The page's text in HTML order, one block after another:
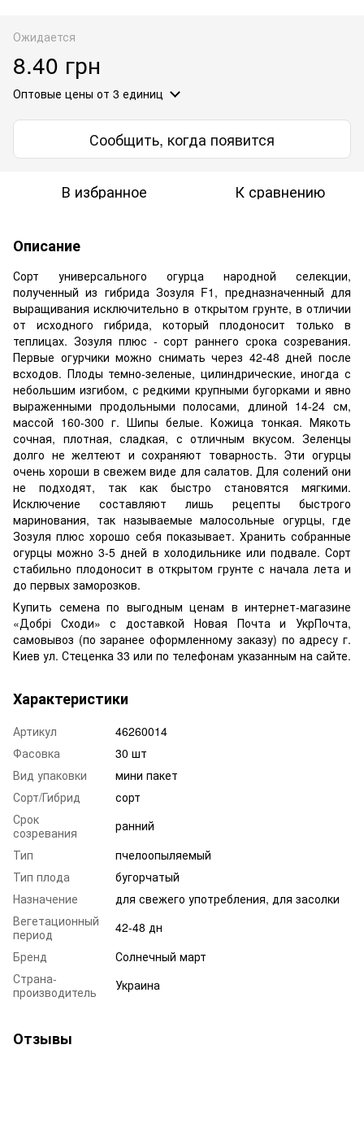
Ожидается
8.40 грн
Оптовые цены от 3 единиц
Сообщить, когда появится
В избранное К сравнению
Описание
Сорт универсального огурца народной селекции,
полученный из гибрида Зозуля F1, предназначенный для
выращивания исключительно в открытом грунте, в отличии
от исходного гибрида, который плодоносит только в
теплицах. Зозуля плюс - сорт раннего срока созревания.
Первые огурчики можно снимать через 42-48 дней после
всходов. Плоды темно-зеленые, цилиндрические, иногда с
небольшим изгибом, с редкими крупными бугорками и явно
выраженными продольными полосами, длиной 14-24 см,
массой 160-300 г. Шипы белые. Кожица тонкая. Мякоть
сочная, плотная, сладкая, с отличным вкусом. Зеленцы
долго не желтеют и сохраняют товарность. Эти огурцы
очень хороши в свежем виде для салатов. Для солений они
не подходят, так как быстро становятся мягкими.
Исключение составляют лишь рецепты быстрого
маринования, так называемые малосольные огурцы, где
Зозуля плюс хорошо себя показывает. Хранить собранные
огурцы можно 3-5 дней в холодильнике или подвале. Сорт
стабильно плодоносит в открытом грунте с начала лета и
до первых заморозков.
Купить семена по выгодным ценам в интернет-магазине
«Добрі Сходи» с доставкой Новая Почта и УкрПочта,
самовывоз (по заранее оформленному заказу) по адресу г.
Киев ул. Стеценка 33 или по телефонам указанным на сайте.
Характеристики
Артикул
46260014
Фасовка
30 шт
Вид упаковки
мини пакет
Сорт/Гибрид
сорт
Срок
созревания
ранний
Тип
пчелоопыляемый
Тип плода
бугорчатый
Назначение
для свежего употребления, для засолки
Вегетационный
период
42-48 дн
Бренд
Солнечный март
Страна-
производитель
Украина
Отзывы